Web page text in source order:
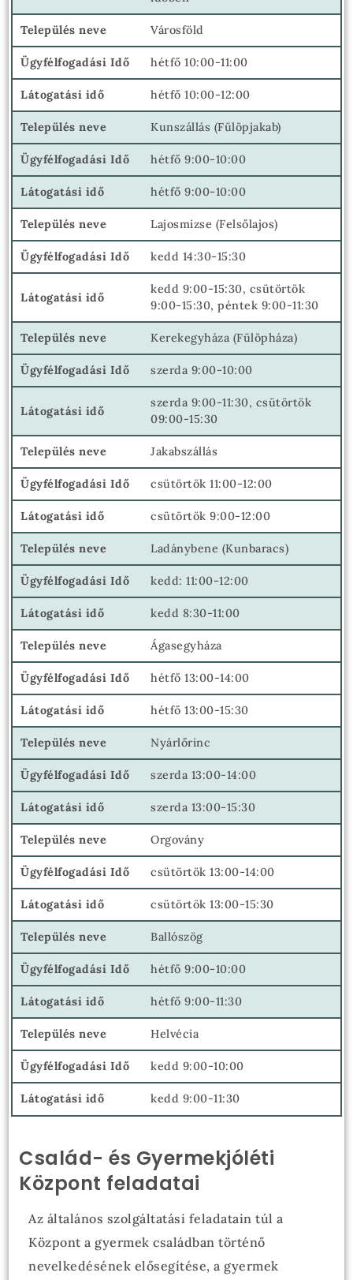
Városföld
hétfő 10:00-11:00
hétfő 10:00-12:00
Kunszállás (Fülöpjakab)
hétfő 9:00-10:00
hétfő 9:00-10:00
Lajosmizse (Felsőlajos)
kedd 14:30-15:30
kedd 9:00-15:30, csütörtök
9:00-15:30, péntek 9:00-11:30
Kerekegyháza (Fülöpháza)
szerda 9:00-10:00
szerda 9:00-11:30, csütörtök
09:00-15:30
Jakabszállás
csütörtök 11:00-12:00
csütörtök 9:00-12:00
Ladánybene (Kunbaracs)
kedd: 11:00-12:00
kedd 8:30-11:00
Ágasegyháza
hétfő 13:00-14:00
hétfő 13:00-15:30
Nyárlőrinc
szerda 13:00-14:00
szerda 13:00-15:30
Orgovány
csütörtök 13:00-14:00
csütörtök 13:00-15:30
Ballószög
hétfő 9:00-10:00
hétfő 9:00-11:30
Helvécia
kedd 9:00-10:00
kedd 9:00-11:30
Család- és Gyermekjóléti
Központ feladatai
Az általános szolgáltatási feladatain túl a
Központ a gyermek családban történő
nevelkedésének elősegítése, a gyermek